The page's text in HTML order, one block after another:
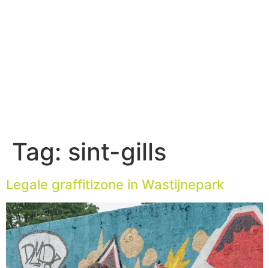
Tag: sint-gills
Legale graffitizone in Wastijnepark